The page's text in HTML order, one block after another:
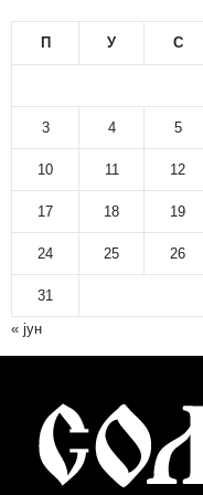
П У С
3 4 5
10 11 12
17 18 19
24 25 26
31
« јун